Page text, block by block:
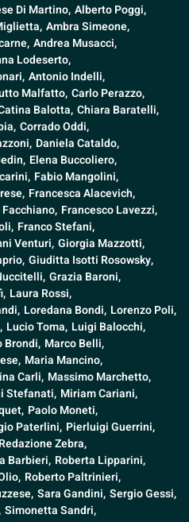
Di Martino, Alberto Poggi,
Ambra Simeone,
Andrea Musacci,
Lodeserto,
Antonio Indelli,
Malfatto, Carlo Perazzo,
Balotta, Chiara Baratelli,
Corrado Oddi,
Daniela Cataldo,
Elena Buccoliero,
Fabio Mangolini,
Francesca Alacevich,
Francesco Lavezzi,
Franco Stefani,
Venturi, Giorgia Mazzotti,
Giuditta Isotti Rosowsky,
Grazia Baroni,
Laura Rossi,
Loredana Bondi, Lorenzo Poli,
Lucio Toma, Luigi Balocchi,
Brondi, Marco Belli,
Maria Mancino,
Carli, Massimo Marchetto,
Stefanati, Miriam Cariani,
Paolo Moneti,
Paterlini, Pierluigi Guerrini,
Redazione Zebra,
Barbieri, Roberta Lipparini,
Roberto Paltrinieri,
Sara Gandini, Sergio Gessi,
Simonetta Sandri,